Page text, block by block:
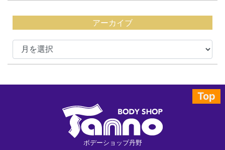
アーカイブ
Top
ボデーショップ丹野